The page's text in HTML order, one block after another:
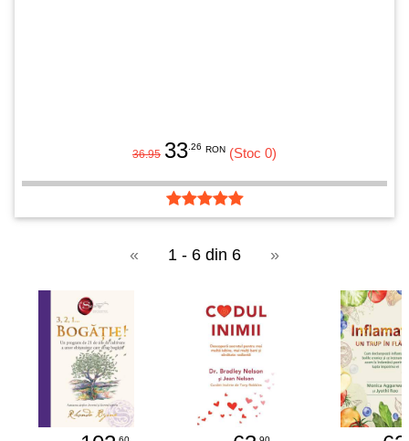
36.95 33 .26 RON (Stoc 0)
« 1 - 6 din 6 »